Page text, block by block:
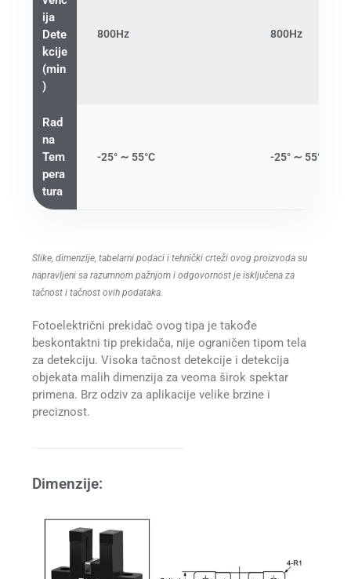
ija
Dete
kcije
(min
)
800Hz 800Hz
Rad
na
Tem
pera
tura
-25° ∼ 55°C -25° ∼ 55°C
Slike, dimenzije, tabelarni podaci i tehnički crteži ovog proizvoda su
napravljeni sa razumnom pažnjom i odgovornost je isključena za
tačnost i tačnost ovih podataka.
Fotoelektrični prekidač ovog tipa je takođe
beskontaktni tip prekidača, nije ograničen tipom tela
za detekciju. Visoka tačnost detekcije i detekcija
objekata malih dimenzija za veoma širok spektar
primena. Brz odziv za aplikacije velike brzine i
preciznost.
Dimenzije: